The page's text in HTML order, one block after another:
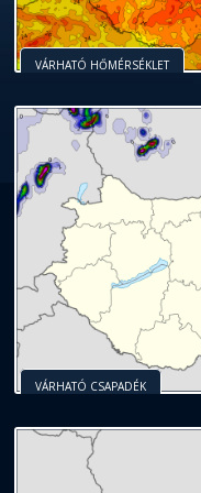
VÁRHATÓ HŐMÉRSÉKLET
VÁRHATÓ CSAPADÉK